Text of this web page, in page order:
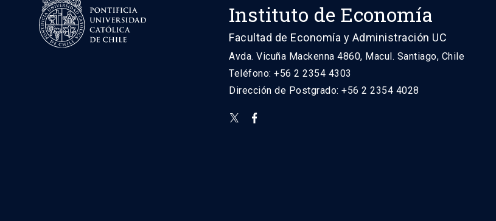
Instituto de Economía
Facultad de Economía y Administración UC
Avda. Vicuña Mackenna 4860, Macul. Santiago, Chile
Teléfono: +56 2 2354 4303
Dirección de Postgrado: +56 2 2354 4028